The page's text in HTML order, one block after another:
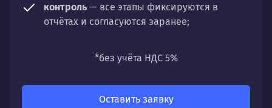
контроль — все этапы фиксируются в
отчётах и согласуются заранее;
направлений: стратегии, настройки,
*без учёта НДС 5%
Оставить заявку